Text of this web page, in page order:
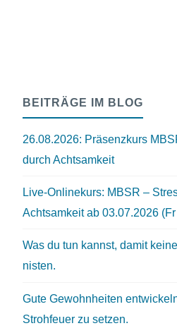
BEITRÄGE IM BLOG
26.08.2026: Präsenzkurs
durch Achtsamkeit
Live-Onlinekurs: MBSR –
Achtsamkeit ab 03.07.2026
Was du tun kannst, damit
nisten.
Gute Gewohnheiten
Strohfeuer zu setzen.